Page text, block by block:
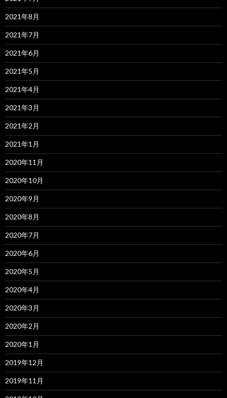
2021年8月
2021年7月
2021年6月
2021年5月
2021年4月
2021年3月
2021年2月
2021年1月
2020年11月
2020年10月
2020年9月
2020年8月
2020年7月
2020年6月
2020年5月
2020年4月
2020年3月
2020年2月
2020年1月
2019年12月
2019年11月